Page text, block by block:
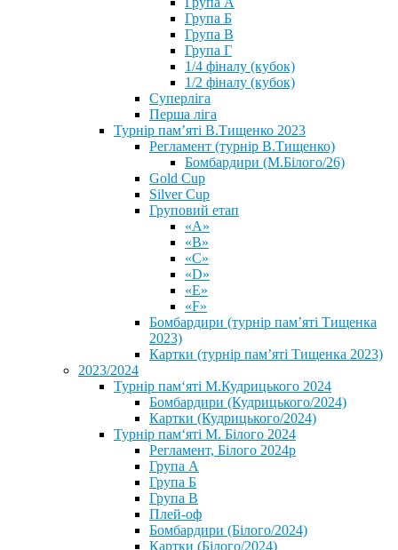
Група Б
Група В
Група Г
1/4 фіналу (кубок)
1/2 фіналу (кубок)
Суперліга
Перша ліга
Турнір пам’яті В.Тищенко 2023
Регламент (турнір В.Тищенко)
Бомбардири (М.Білого/26)
Gold Cup
Silver Cup
Груповий етап
«А»
«В»
«С»
«D»
«Е»
«F»
Бомбардири (турнір пам’яті Тищенка
2023)
Картки (турнір пам’яті Тищенка 2023)
2023/2024
⁨Турнір пам‘яті М.Кудрицького 2024
Бомбардири (Кудрицького/2024)
Картки (Кудрицького/2024)
⁨Турнір пам‘яті М. Білого 2024⁩
Регламент, Білого 2024р
Група А
Група Б
Група В
Плей-оф
Бомбардири (Білого/2024)
Картки (Білого/2024)